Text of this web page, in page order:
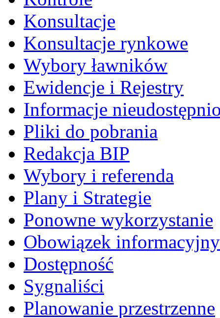
Konsultacje
Konsultacje rynkowe
Wybory ławników
Ewidencje i Rejestry
Informacje
Pliki do pobrania
Redakcja BIP
Wybory i referenda
Plany i Strategie
Ponowne wykorzystanie
Obowiązek informacyjny
Dostępność
Sygnaliści
Planowanie przestrzenne